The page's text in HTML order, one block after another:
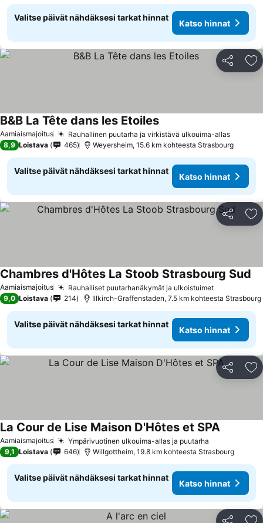
Valitse päivät nähdäksesi tarkat hinnat
Katso hinnat
Jaa
Aamiaismajoitus Rauhallinen puutarha ja virkistävä ulkouima-allas
B&B La Tête dans les Etoiles
8,9 Loistava 465 Weyersheim, 15.6 km kohteesta Strasbourg
Valitse päivät nähdäksesi tarkat hinnat
Katso hinnat
Jaa
Aamiaismajoitus Rauhalliset puutarhanäkymät ja ulkoistuimet
Chambres d'Hôtes La Stoob Strasbourg Sud
9,0 Loistava 214 Illkirch-Graffenstaden, 7.5 km kohteesta Strasbourg
Valitse päivät nähdäksesi tarkat hinnat
Katso hinnat
Jaa
Aamiaismajoitus Ympärivuotinen ulkouima-allas ja puutarha
La Cour de Lise Maison D'Hôtes et SPA
9,1 Loistava 646 Willgottheim, 19.8 km kohteesta Strasbourg
Valitse päivät nähdäksesi tarkat hinnat
Katso hinnat